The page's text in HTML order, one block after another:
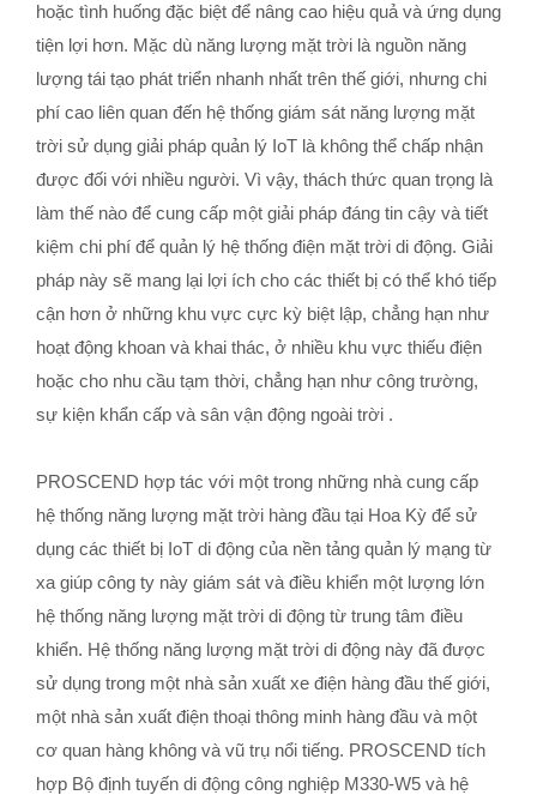
hoặc tình huống đặc biệt để nâng cao hiệu quả và ứng dụng
tiện lợi hơn. Mặc dù năng lượng mặt trời là nguồn năng
lượng tái tạo phát triển nhanh nhất trên thế giới, nhưng chi
phí cao liên quan đến hệ thống giám sát năng lượng mặt
trời sử dụng giải pháp quản lý IoT là không thể chấp nhận
được đối với nhiều người. Vì vậy, thách thức quan trọng là
làm thế nào để cung cấp một giải pháp đáng tin cậy và tiết
kiệm chi phí để quản lý hệ thống điện mặt trời di động. Giải
pháp này sẽ mang lại lợi ích cho các thiết bị có thể khó tiếp
cận hơn ở những khu vực cực kỳ biệt lập, chẳng hạn như
hoạt động khoan và khai thác, ở nhiều khu vực thiếu điện
hoặc cho nhu cầu tạm thời, chẳng hạn như công trường,
sự kiện khẩn cấp và sân vận động ngoài trời .
PROSCEND hợp tác với một trong những nhà cung cấp
hệ thống năng lượng mặt trời hàng đầu tại Hoa Kỳ để sử
dụng các thiết bị IoT di động của nền tảng quản lý mạng từ
xa giúp công ty này giám sát và điều khiển một lượng lớn
hệ thống năng lượng mặt trời di động từ trung tâm điều
khiển. Hệ thống năng lượng mặt trời di động này đã được
sử dụng trong một nhà sản xuất xe điện hàng đầu thế giới,
một nhà sản xuất điện thoại thông minh hàng đầu và một
cơ quan hàng không và vũ trụ nổi tiếng. PROSCEND tích
hợp Bộ định tuyến di động công nghiệp M330-W5 và hệ